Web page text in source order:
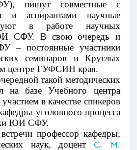
пишут совместные с
и аспирантами научные
в работе научных
СФУ. В свою очередь и
– постоянные участники
семинаров и Круглых
центре ГУФСИН края.
такой методических
на базе Учебного центра
в качестве спикеров
уголовного процесса
ЮИ СФУ.
профессор кафедры,
наук, доцент С. М.